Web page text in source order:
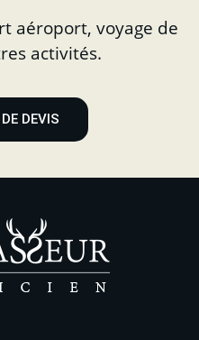
aéroport, voyage de
activités.
DEVIS